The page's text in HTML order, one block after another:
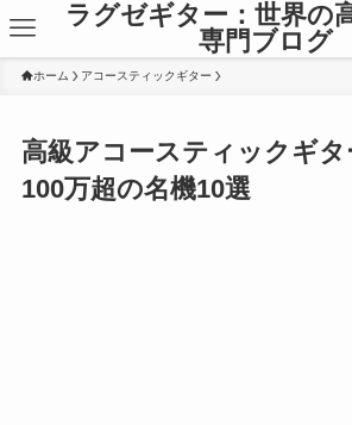
ラグゼギター：世界の
専門ブログ
ホーム アコースティックギター
高級アコースティックギタ
100万超の名機10選